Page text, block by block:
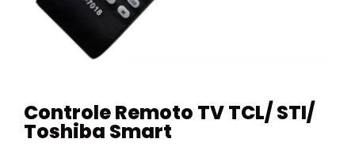
Controle Remoto TV TCL/ STI/
Toshiba Smart